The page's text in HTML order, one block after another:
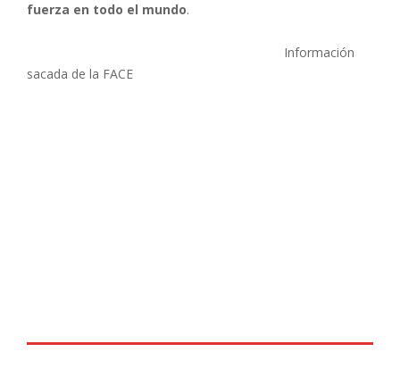
fuerza en todo el mundo.
Información
sacada de la FACE